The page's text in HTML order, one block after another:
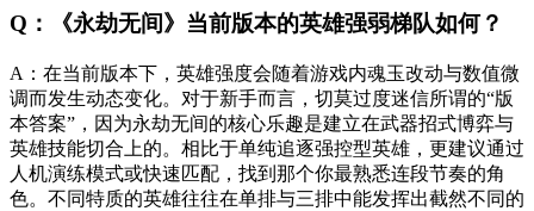
Q：《永劫无间》当前版本的英雄强弱梯队如何？
A：在当前版本下，英雄强度会随着游戏内魂玉改动与数值微
调而发生动态变化。对于新手而言，切莫过度迷信所谓的“版
本答案”，因为永劫无间的核心乐趣是建立在武器招式博弈与
英雄技能切合上的。相比于单纯追逐强控型英雄，更建议通过
人机演练模式或快速匹配，找到那个你最熟悉连段节奏的角
色。不同特质的英雄往往在单排与三排中能发挥出截然不同的